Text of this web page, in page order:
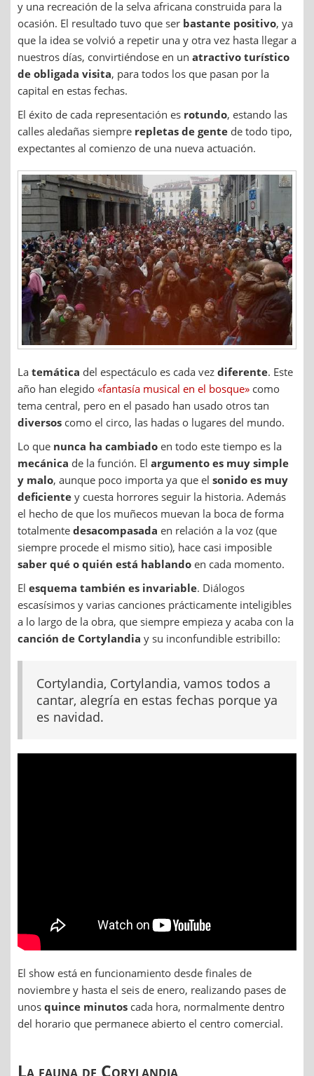
y una recreación de la selva africana construida para la
ocasión. El resultado tuvo que ser bastante positivo, ya
que la idea se volvió a repetir una y otra vez hasta llegar a
nuestros días, convirtiéndose en un atractivo turístico
de obligada visita, para todos los que pasan por la
capital en estas fechas.
El éxito de cada representación es rotundo, estando las
calles aledañas siempre repletas de gente de todo tipo,
expectantes al comienzo de una nueva actuación.
La temática del espectáculo es cada vez diferente. Este
año han elegido «fantasía musical en el bosque» como
tema central, pero en el pasado han usado otros tan
diversos como el circo, las hadas o lugares del mundo.
Lo que nunca ha cambiado en todo este tiempo es la
mecánica de la función. El argumento es muy simple
y malo, aunque poco importa ya que el sonido es muy
deficiente y cuesta horrores seguir la historia. Además
el hecho de que los muñecos muevan la boca de forma
totalmente desacompasada en relación a la voz (que
siempre procede el mismo sitio), hace casi imposible
saber qué o quién está hablando en cada momento.
El esquema también es invariable. Diálogos
escasísimos y varias canciones prácticamente inteligibles
a lo largo de la obra, que siempre empieza y acaba con la
canción de Cortylandia y su inconfundible estribillo:
Cortylandia, Cortylandia, vamos todos a
cantar, alegría en estas fechas porque ya
es navidad.
El show está en funcionamiento desde finales de
noviembre y hasta el seis de enero, realizando pases de
unos quince minutos cada hora, normalmente dentro
del horario que permanece abierto el centro comercial.
La fauna de Corylandia